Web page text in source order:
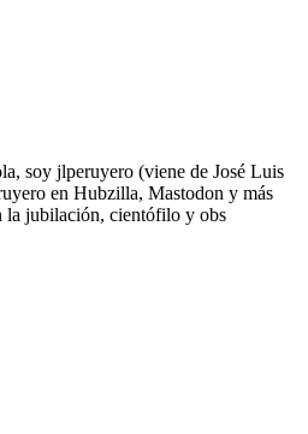
soy jlperuyero (viene de José Luis
en Hubzilla, Mastodon y más
la jubilación, cientófilo y obs